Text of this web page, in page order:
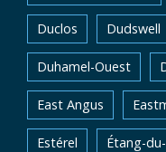
Duclos Dudswell
Duhamel-Ouest
East Angus
Estérel Étang-